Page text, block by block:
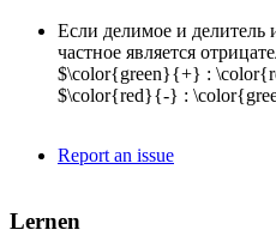
Если делимое и делитель
частное является
$\color{green}{+} :
$\color{red}{-} :
Report an issue
Lernen